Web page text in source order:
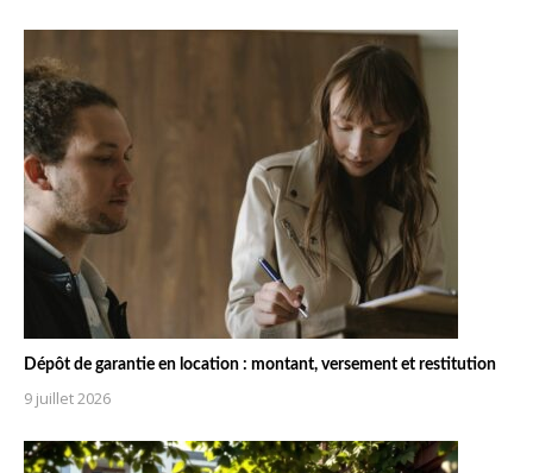
Dépôt de garantie en location : montant, versement et restitution
9 juillet 2026